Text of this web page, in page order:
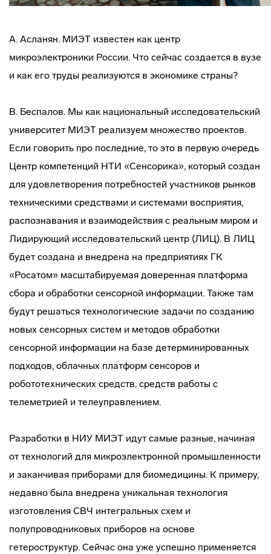
А. Асланян. МИЭТ известен как центр
микроэлектроники России. Что сейчас создается в вузе
и как его труды реализуются в экономике страны?
В. Беспалов. Мы как национальный исследовательский
университет МИЭТ реализуем множество проектов.
Если говорить про последние, то это в первую очередь
Центр компетенций НТИ «Сенсорика», который создан
для удовлетворения потребностей участников рынков
техническими средствами и системами восприятия,
распознавания и взаимодействия с реальным миром и
Лидирующий исследовательский центр (ЛИЦ). В ЛИЦ
будет создана и внедрена на предприятиях ГК
«Росатом» масштабируемая доверенная платформа
сбора и обработки сенсорной информации. Также там
будут решаться технологические задачи по созданию
новых сенсорных систем и методов обработки
сенсорной информации на базе детерминированных
подходов, облачных платформ сенсоров и
робототехнических средств, средств работы с
телеметрией и телеуправлением.
Разработки в НИУ МИЭТ идут самые разные, начиная
от технологий для микроэлектронной промышленности
и заканчивая приборами для биомедицины. К примеру,
недавно была внедрена уникальная технология
изготовления СВЧ интегральных схем и
полупроводниковых приборов на основе
гетероструктур. Сейчас она уже успешно применяется